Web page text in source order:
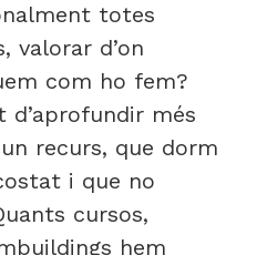
totes
valorar d’on
com ho fem?
d’aprofundir més
recurs, que dorm
i que no
cursos,
hem